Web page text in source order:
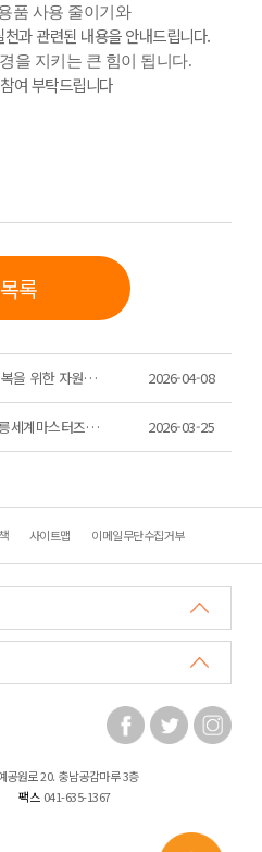
품 사용 줄이기와
과 관련된 내용을 안내드립니다.
을 지키는 큰 힘이 됩니다.
여 부탁드립니다
목록
자원안보 위기 극복을 위한 자원봉사 비상대응 '에너지 절약 캠페인' 2026-04-08
「XIOM 2026 강릉세계마스터즈탁구선수권대회」 자원봉사자 모집 2026-03-25
사이트맵 이메일무단수집거부
공원로 20. 충남공감마루 3층
팩스 041-635-1367